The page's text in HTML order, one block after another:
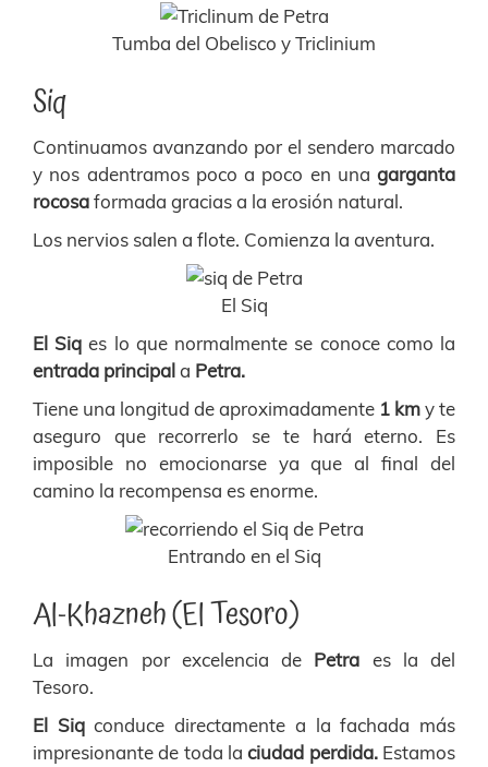
Tumba del Obelisco y Triclinium
Siq
Continuamos avanzando por el sendero marcado
y nos adentramos poco a poco en una garganta
rocosaformada gracias a la erosión natural.
Los nervios salen a flote. Comienza la aventura.
El Siq
El Siq es lo que normalmente se conoce como la
entrada principala Petra.
Tiene una longitud de aproximadamente 1 kmy te
aseguro que recorrerlo se te hará eterno. Es
imposible no emocionarse ya que al final del
camino la recompensa es enorme.
Entrando en el Siq
Al-Khazneh (El Tesoro)
La imagen por excelencia de Petra es la del
Tesoro.
El Siqconduce directamente a la fachada más
impresionante de toda laciudad perdida.Estamos